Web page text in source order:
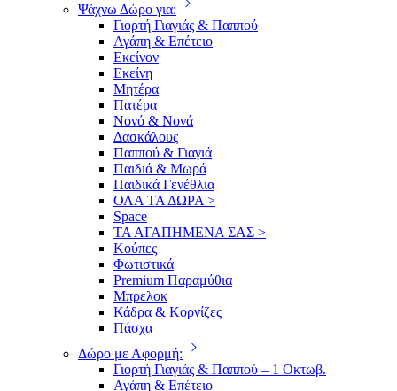
Ψάχνω Δώρο για:
Γιορτή Γιαγιάς & Παππού
Αγάπη & Επέτειο
Εκείνον
Εκείνη
Μητέρα
Πατέρα
Νονό & Νονά
Δασκάλους
Παππού & Γιαγιά
Παιδιά & Μωρά
Παιδικά Γενέθλια
ΟΛΑ ΤΑ ΔΩΡΑ >
Space
ΤΑ ΑΓΑΠΗΜΕΝΑ ΣΑΣ >
Κούπες
Φωτιστικά
Premium Παραμύθια
Μπρελοκ
Κάδρα & Κορνίζες
Πάσχα
Δώρο με Αφορμή:
Γιορτή Γιαγιάς & Παππού – 1 Οκτωβ.
Αγάπη & Επέτειο